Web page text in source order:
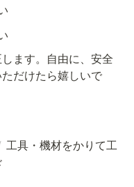
ます。自由に、安全
だけたら嬉しいで
工具・機材をかりて工